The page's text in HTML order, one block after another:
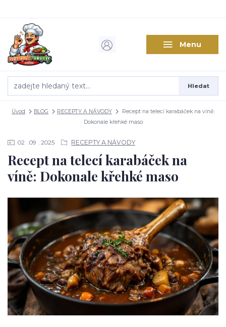
Menu
Hledat
Úvod BLOG RECEPTY A NÁVODY
Recept na telecí karabáček na víně:
Dokonale křehké maso
02 09 2025 RECEPTY A NÁVODY
Recept na telecí karabáček na
víně: Dokonale křehké maso